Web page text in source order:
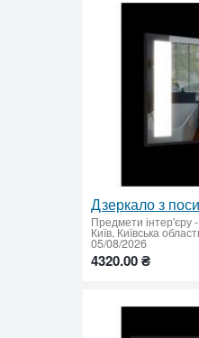
Предмети інтер'єру-
05/08/2026
4320.00 ₴